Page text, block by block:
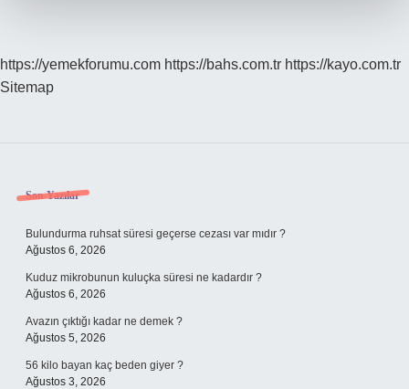
https://yemekforumu.com https://bahs.com.tr https://kayo.com.tr
Sitemap
Sidebar
Son Yazılar
Bulundurma ruhsat süresi geçerse cezası var mıdır ?
Ağustos 6, 2026
Kuduz mikrobunun kuluçka süresi ne kadardır ?
Ağustos 6, 2026
Avazın çıktığı kadar ne demek ?
Ağustos 5, 2026
56 kilo bayan kaç beden giyer ?
Ağustos 3, 2026